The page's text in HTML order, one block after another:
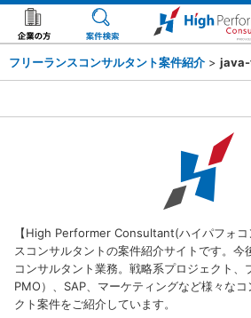
フリーランスコンサルタント案件紹介 >
【High Performer Consultant(ハイパフォ
スコンサルタントの案件紹介サイトです。今
コンサルタント業務。戦略系プロジェクト、
PMO）、SAP、マーケティングなど様々な
クト案件をご紹介しています。